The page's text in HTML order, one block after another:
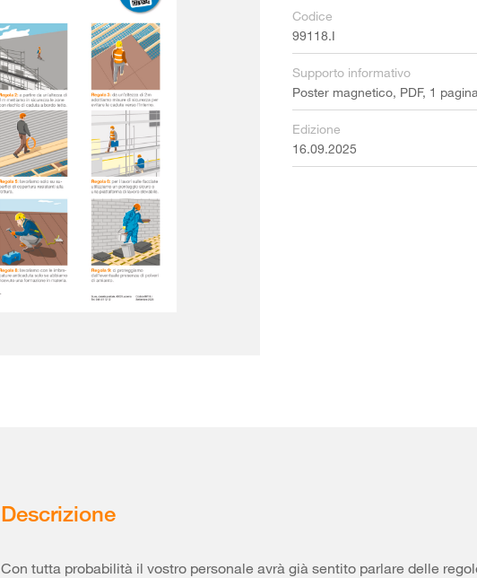
Codice
99118.I
Supporto informativo
Poster magnetico, PDF, 1
Edizione
16.09.2025
Descrizione
Con tutta probabilità il vostro personale avrà già sentito parlare delle